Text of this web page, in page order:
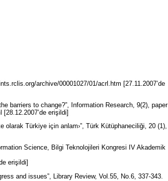
archive/00001027/01/acrl.htm [27.11.2007’de
barriers to change?”, Information Research, 9(2), paper
erişildi]
olarak Türkiye için anlam›”, Türk Kütüphaneciliği, 20 (1),
Science, Bilgi Teknolojileri Kongresi IV Akademik
erişildi]
and issues”, Library Review, Vol.55, No.6, 337-343.